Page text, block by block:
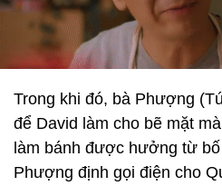
Trong khi đó, bà Phượng
để David làm cho bẽ mặt
làm bánh được hưởng từ
Phượng định gọi điện cho